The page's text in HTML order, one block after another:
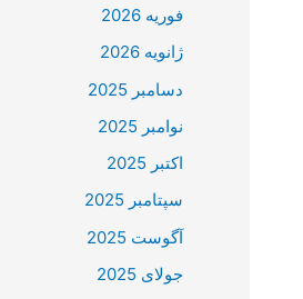
فوریه 2026
ژانویه 2026
دسامبر 2025
نوامبر 2025
اکتبر 2025
سپتامبر 2025
آگوست 2025
جولای 2025